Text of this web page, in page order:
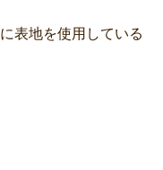
表地を使用している